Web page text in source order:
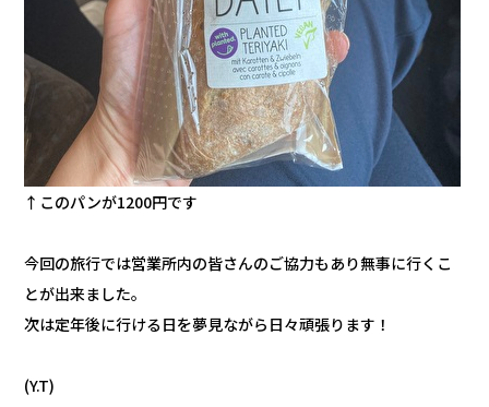
↑このパンが1200円です
今回の旅行では営業所内の皆さんのご協力もあり無事に行くこ
とが出来ました。
次は定年後に行ける日を夢見ながら日々頑張ります！
(Y.T)